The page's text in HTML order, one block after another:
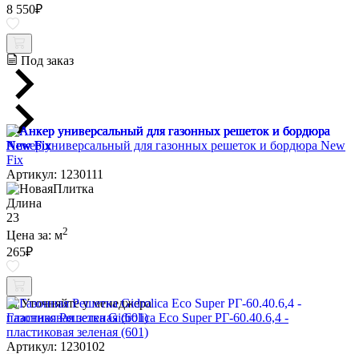
8 550₽
Под заказ
Анкер универсальный для газонных решеток и бордюра New
Fix
Артикул: 1230111
Длина
23
Цена за: м2
265₽
Уточняйте у менеджера
Газонная Решетка Gidrolica Eco Super РГ-60.40.6,4 -
пластиковая зеленая (601)
Артикул: 1230102